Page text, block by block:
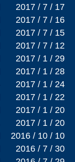
2017 / 7 / 17
2017 / 7 / 16
2017 / 7 / 15
2017 / 7 / 12
2017 / 1 / 29
2017 / 1 / 28
2017 / 1 / 24
2017 / 1 / 22
2017 / 1 / 20
2017 / 1 / 20
2016 / 10 / 10
2016 / 7 / 30